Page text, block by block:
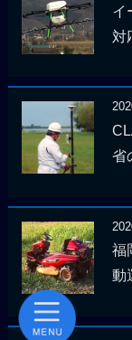
イ
対
省
福
動